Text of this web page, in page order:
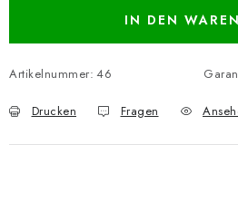
IN DEN
Artikelnummer: 46
Drucken Fragen